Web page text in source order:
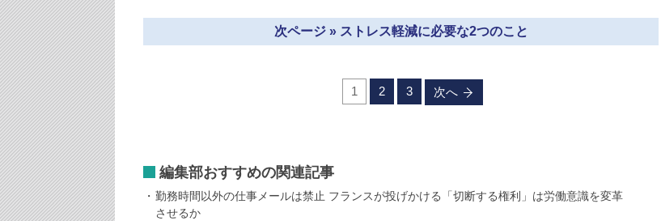
次ページ » ストレス軽減に必要な2つのこと
1 2 3 次へ
編集部おすすめの関連記事
勤務時間以外の仕事メールは禁止 フランスが投げかける「切断する権利」は労働意識を変革
させるか